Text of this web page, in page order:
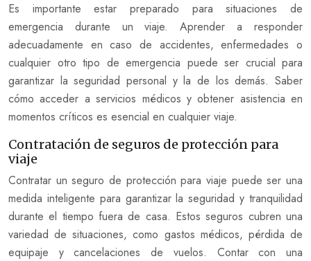
Es importante estar preparado para situaciones de
emergencia durante un viaje. Aprender a responder
adecuadamente en caso de accidentes, enfermedades o
cualquier otro tipo de emergencia puede ser crucial para
garantizar la seguridad personal y la de los demás. Saber
cómo acceder a servicios médicos y obtener asistencia en
momentos críticos es esencial en cualquier viaje.
Contratación de seguros de protección para
viaje
Contratar un seguro de protección para viaje puede ser una
medida inteligente para garantizar la seguridad y tranquilidad
durante el tiempo fuera de casa. Estos seguros cubren una
variedad de situaciones, como gastos médicos, pérdida de
equipaje y cancelaciones de vuelos. Contar con una